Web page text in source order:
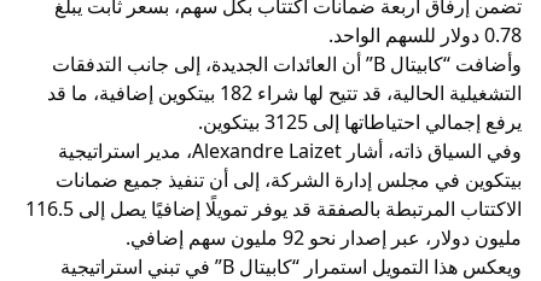
تضمن إرفاق أربعة ضمانات اكتتاب بكل سهم، بسعر ثابت يبلغ
0.78 دولار للسهم الواحد.
وأضافت “كابيتال B” أن العائدات الجديدة، إلى جانب التدفقات
التشغيلية الحالية، قد تتيح لها شراء 182 بيتكوين إضافية، ما قد
يرفع إجمالي احتياطاتها إلى 3125 بيتكوين.
وفي السياق ذاته، أشار Alexandre Laizet، مدير استراتيجية
بيتكوين في مجلس إدارة الشركة، إلى أن تنفيذ جميع ضمانات
الاكتتاب المرتبطة بالصفقة قد يوفر تمويلًا إضافيًا يصل إلى 116.5
مليون دولار، عبر إصدار نحو 92 مليون سهم إضافي.
ويعكس هذا التمويل استمرار “كابيتال B” في تبني استراتيجية